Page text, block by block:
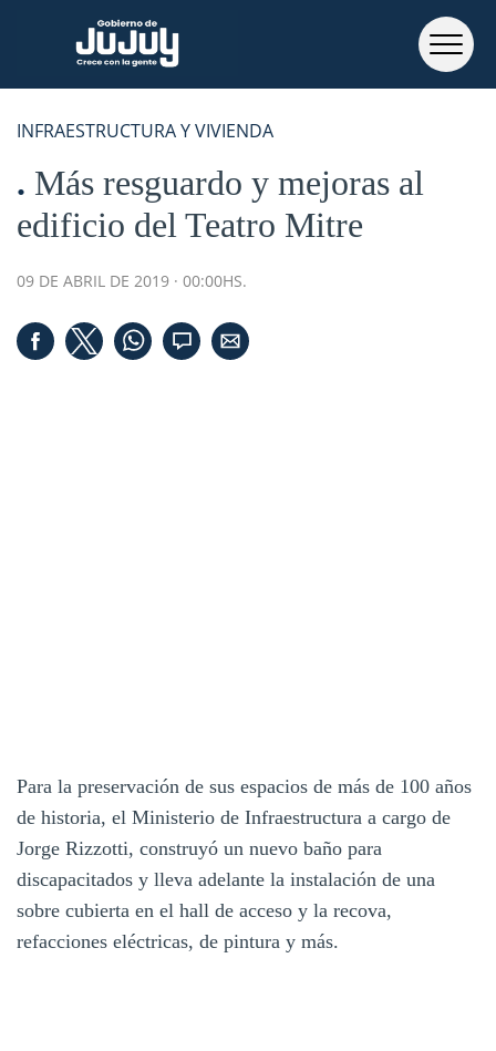
INFRAESTRUCTURA Y VIVIENDA
Más resguardo y mejoras al
edificio del Teatro Mitre
09 DE ABRIL DE 2019 · 00:00HS.
Para la preservación de sus espacios de más de 100 años
de historia, el Ministerio de Infraestructura a cargo de
Jorge Rizzotti, construyó un nuevo baño para
discapacitados y lleva adelante la instalación de una
sobre cubierta en el hall de acceso y la recova,
refacciones eléctricas, de pintura y más.